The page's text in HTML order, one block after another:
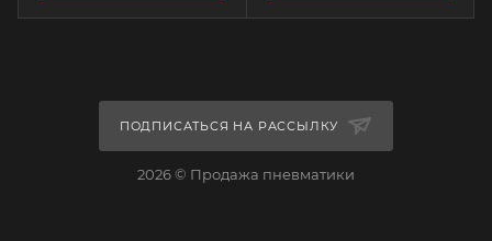
ПОДПИСАТЬСЯ НА РАССЫЛКУ
2026 © Продажа пневматики